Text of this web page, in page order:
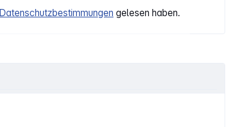
Datenschutzbestimmungen gelesen haben.